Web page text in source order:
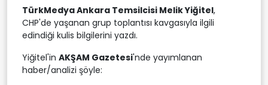
TürkMedya Ankara Temsilcisi Melik Yiğitel,
CHP'de yaşanan grup toplantısı kavgasıyla ilgili
edindiği kulis bilgilerini yazdı.
Yiğitel'in AKŞAM Gazetesi'nde yayımlanan
haber/analizi şöyle: